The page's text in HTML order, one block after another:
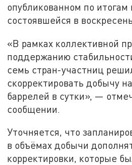
опубликованном по итогам
состоявшейся в
«В рамках коллективной
поддержанию
семь стран-участниц
скорректировать добычу
баррелей в сутки», —
сообщении.
Уточняется, что
в объёмах добычи
корректировки, которые